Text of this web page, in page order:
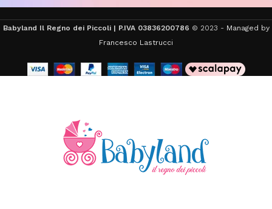
Babyland Il Regno dei Piccoli | P.IVA 03836200786 © 2023 - Managed by
Francesco Lastrucci